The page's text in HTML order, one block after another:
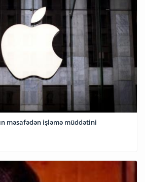
məsafədən işləmə müddətini